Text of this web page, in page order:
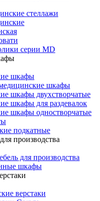
стеллажи
серии MD
шкафы
шкафы
шкафы двухстворчатые
шкафы для раздевалок
шкафы одностворчатые
подкатные
производства
для производства
шкафы
верстаки